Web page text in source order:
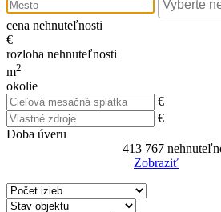
cena nehnuteľnosti
€
rozloha nehnuteľnosti
m2
okolie
€
€
Doba úveru
413 767
Zobraziť